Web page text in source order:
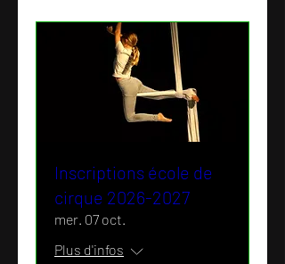
Inscriptions école de
cirque 2026-2027
mer. 07 oct.
Plus d'infos